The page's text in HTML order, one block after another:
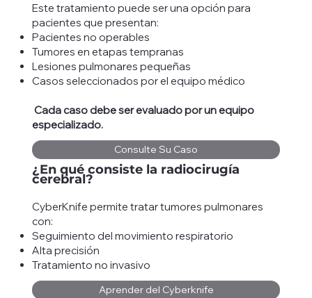
Este tratamiento puede ser una opción para
pacientes que presentan:​
Pacientes no operables
Tumores en etapas tempranas
Lesiones pulmonares pequeñas
Casos seleccionados por el equipo médico
Cada caso debe ser evaluado por un equipo
especializado.
Consulte Su Caso
¿En qué consiste la radiocirugía
cerebral?
CyberKnife permite tratar tumores pulmonares
con:
Seguimiento del movimiento respiratorio
Alta precisión
Tratamiento no invasivo
Aprender del Cyberknife